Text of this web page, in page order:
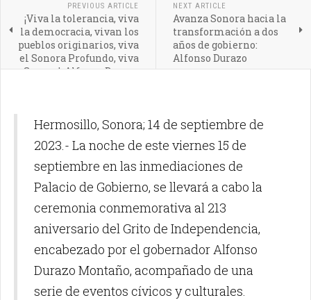
PREVIOUS ARTICLE
¡Viva la tolerancia, viva
la democracia, vivan los
pueblos originarios, viva
el Sonora Profundo, viva
Sonora!: Alfonso Durazo
NEXT ARTICLE
Avanza Sonora hacia la
transformación a dos
años de gobierno:
Alfonso Durazo
Hermosillo, Sonora; 14 de septiembre de
2023.- La noche de este viernes 15 de
septiembre en las inmediaciones de
Palacio de Gobierno, se llevará a cabo la
ceremonia conmemorativa al 213
aniversario del Grito de Independencia,
encabezado por el gobernador Alfonso
Durazo Montaño, acompañado de una
serie de eventos cívicos y culturales.